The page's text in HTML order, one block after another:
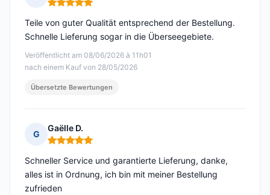
Hinweis: 5 von 5
Veröffentlicht am 08/06/2026 à 11h01
nach einem Kauf von 28/05/2026
Teile von guter Qualität entsprechend der Bestellung.
Schnelle Lieferung sogar in die Überseegebiete.
Übersetzte Bewertungen
G
Gaëlle D.
Hinweis: 5 von 5
Schneller Service und garantierte Lieferung, danke,
alles ist in Ordnung, ich bin mit meiner Bestellung
zufrieden